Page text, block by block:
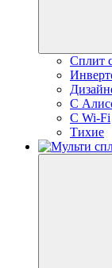
Сплит
С
C Wi-Fi
Тихие